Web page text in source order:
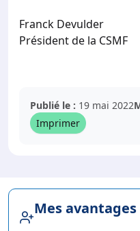
Franck Devulder
Président de la CSMF
Publié le : 19 mai 2022
Imprimer
Mes